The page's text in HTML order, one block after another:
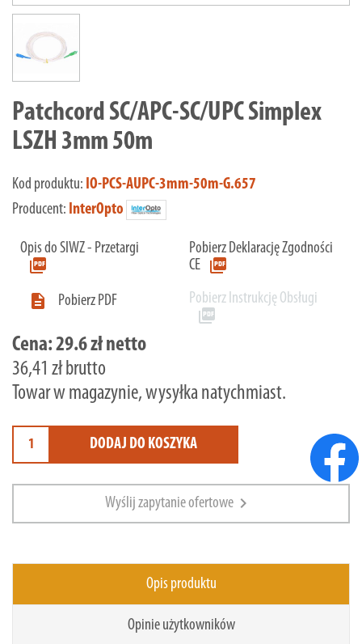
Patchcord SC/APC-SC/UPC Simplex
LSZH 3mm 50m
Kod produktu: IO-PCS-AUPC-3mm-50m-G.657
Producent: InterOpto
Opis do SIWZ - Przetargi
picture_as_pdf
Pobierz Deklarację Zgodności
CE picture_as_pdf

Pobierz PDF Pobierz Instrukcję Obsługi
picture_as_pdf
Cena:29.6 zł netto
36,41 zł brutto
Towar w magazynie, wysyłka natychmiast.
DODAJ DO KOSZYKA
Wyślij zapytanie ofertowe chevron_right
Opis produktu
Opinie użytkowników